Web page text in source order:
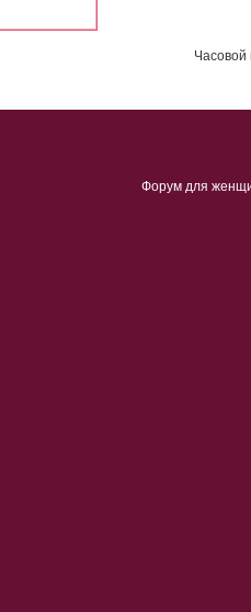
Часовой
Форум для